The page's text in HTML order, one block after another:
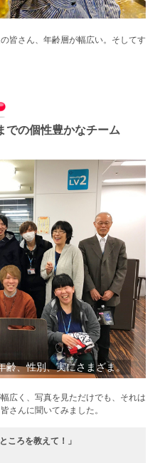
皆さん、年齢層が幅広い。そしてす
での個性豊かなチーム
齢、性別、実にさまざま。
広く、写真を見ただけでも、それは
さんに聞いてみました。
ころを教えて！」